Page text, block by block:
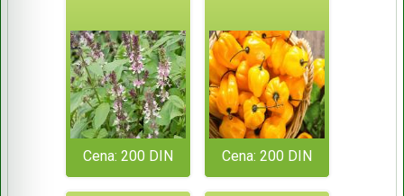
Cena: 200 DIN Cena: 200 DIN